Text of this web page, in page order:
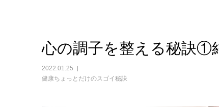
心の調子を整える秘訣①
2022.01.25
健康ちょっとだけのスゴイ秘訣